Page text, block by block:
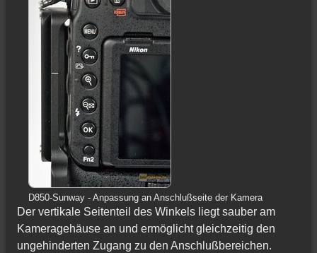
D850-Sunway - Anpassung an Anschlußseite der Kamera
Der vertikale Seitenteil des Winkels liegt sauber am
Kameragehäuse an und ermöglicht gleichzeitig den
ungehinderten Zugang zu den Anschlußbereichen.